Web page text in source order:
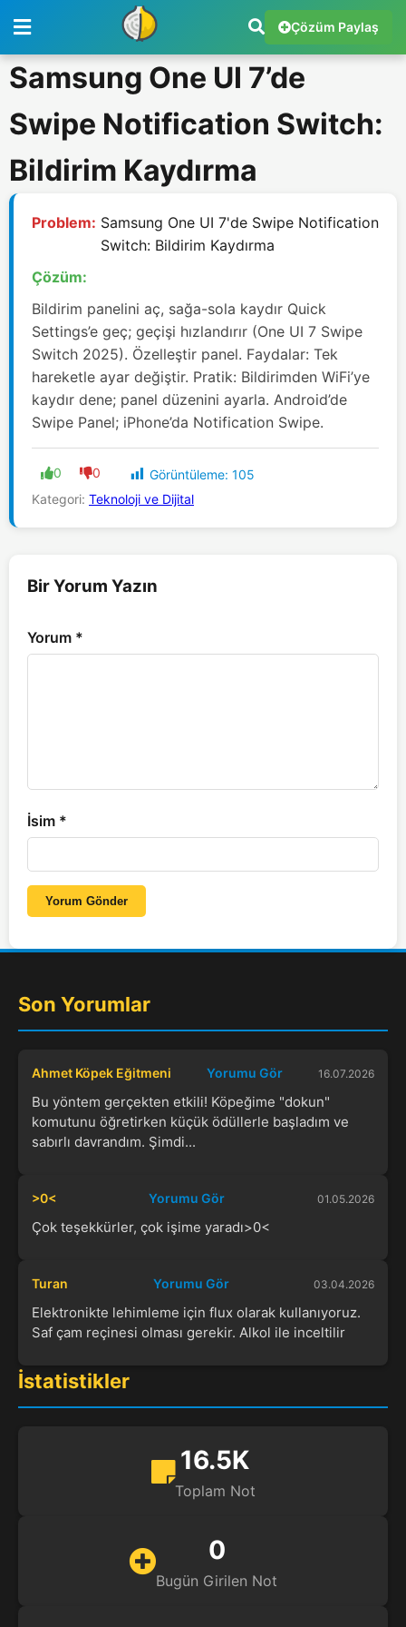
Çözüm Paylaş
Samsung One UI 7’de
Swipe Notification Switch:
Bildirim Kaydırma
Problem: Samsung One UI 7'de Swipe Notification
Switch: Bildirim Kaydırma
Çözüm:
Bildirim panelini aç, sağa-sola kaydır Quick
Settings’e geç; geçişi hızlandırır (One UI 7 Swipe
Switch 2025). Özelleştir panel. Faydalar: Tek
hareketle ayar değiştir. Pratik: Bildirimden WiFi’ye
kaydır dene; panel düzenini ayarla. Android’de
Swipe Panel; iPhone’da Notification Swipe.
0 0 Görüntüleme: 105
Kategori: Teknoloji ve Dijital
Bir Yorum Yazın
Yorum *
İsim *
Yorum Gönder
Son Yorumlar
Ahmet Köpek Eğitmeni Yorumu Gör 16.07.2026
Bu yöntem gerçekten etkili! Köpeğime "dokun"
komutunu öğretirken küçük ödüllerle başladım ve
sabırlı davrandım. Şimdi...
>0< Yorumu Gör 01.05.2026
Çok teşekkürler, çok işime yaradı>0<
Turan Yorumu Gör 03.04.2026
Elektronikte lehimleme için flux olarak kullanıyoruz.
Saf çam reçinesi olması gerekir. Alkol ile inceltilir
İstatistikler
16.5K
Toplam Not
0
Bugün Girilen Not